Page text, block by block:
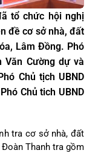
tổ chức hội nghị
đề cơ sở nhà, đất
Lâm Đồng. Phó
Văn Cường dự và
Chủ tịch UBND
Chủ tich UBND
tra cơ sở nhà, đất
Thanh tra gồm